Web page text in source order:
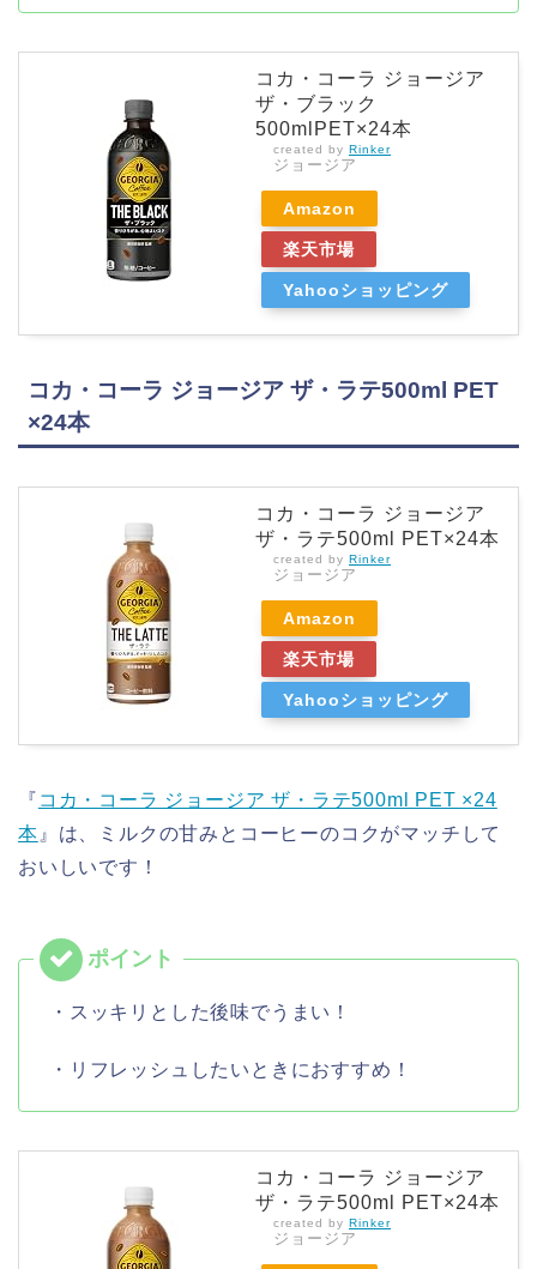
コカ・コーラ ジョージア
ザ・ブラック
500mlPET×24本
created by Rinker
ジョージア
Amazon
楽天市場
Yahooショッピング
コカ・コーラ ジョージア ザ・ラテ500ml PET
×24本
コカ・コーラ ジョージア
ザ・ラテ500ml PET×24本
created by Rinker
ジョージア
Amazon
楽天市場
Yahooショッピング
『 コカ・コーラ ジョージア ザ・ラテ500ml PET ×24
本 』は、ミルクの甘みとコーヒーのコクがマッチして
おいしいです！
・スッキリとした後味でうまい！
・リフレッシュしたいときにおすすめ！
コカ・コーラ ジョージア
ザ・ラテ500ml PET×24本
created by Rinker
ジョージア